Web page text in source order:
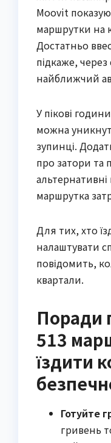
Moovit
маршрутки на
Достатньо
підкаже,
найближчий
У пікові
можна
зупинці.
про затори та
маршрутка
Для тих, хто
налаштувати
повідомить,
квартали.
Поради
513
їздити
Готуйте
гривень